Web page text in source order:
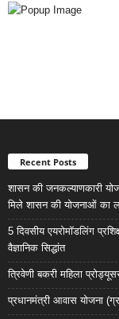
Recent Posts
शासन की जनकल्याणकारी
मिले शासन की योजनाओं का
5 दिवसीय एयरोमॉडलिंग
वैज्ञानिक सिद्धांत
त्रिवेणी बकरी महिला
प्रधानमंत्री आवास योजना